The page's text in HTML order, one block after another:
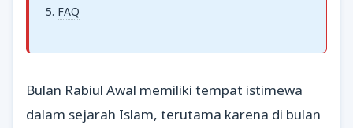
FAQ
Bulan Rabiul Awal memiliki tempat istimewa
dalam sejarah Islam, terutama karena di bulan